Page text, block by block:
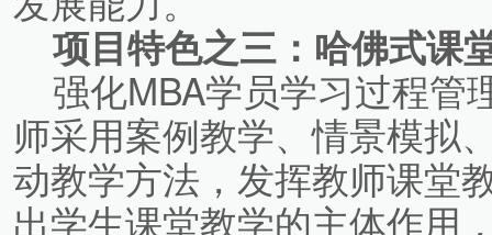
项目特色之三：哈佛式课
强化MBA学员学习过程管
师采用案例教学、情景模拟
动教学方法，发挥教师课堂
出学生课堂教学的主体作用